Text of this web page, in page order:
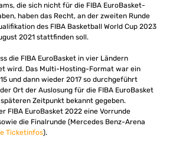
die sich nicht für die FIBA ​​EuroBasket-
haben das Recht, an der zweiten Runde
des FIBA Basketball World Cup 2023
2021 stattfinden soll.
die FIBA EuroBasket in vier Ländern
wird. Das Multi-Hosting-Format war ein
und dann wieder 2017 so durchgeführt
Ort der Auslosung für die FIBA ​​EuroBasket
Zeitpunkt bekannt gegeben.
FIBA EuroBasket 2022 eine Vorrunde
die Finalrunde (Mercedes Benz-Arena
Ticketinfos).